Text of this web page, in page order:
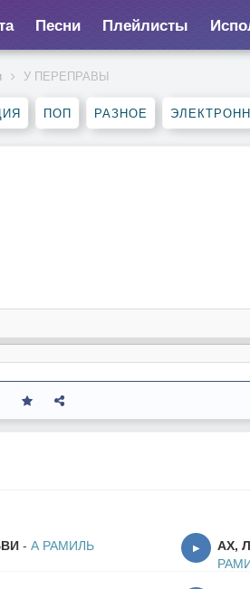
Песни Плейлисты
У ПЕРЕПРАВЫ
ПОП РАЗНОЕ
- А РАМИЛЬ ▶ АХ,